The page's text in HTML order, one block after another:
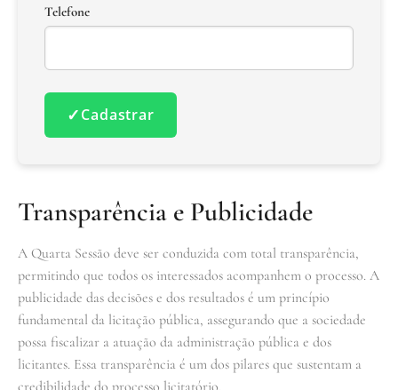
Telefone
✓Cadastrar
Transparência e Publicidade
A Quarta Sessão deve ser conduzida com total transparência,
permitindo que todos os interessados acompanhem o processo. A
publicidade das decisões e dos resultados é um princípio
fundamental da licitação pública, assegurando que a sociedade
possa fiscalizar a atuação da administração pública e dos
licitantes. Essa transparência é um dos pilares que sustentam a
credibilidade do processo licitatório.